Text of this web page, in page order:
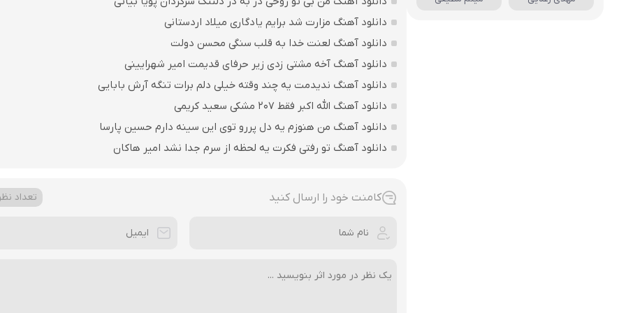
دانلود آهنگ مزارت شد برایم یادگاری میلاد اردستانی
دانلود آهنگ لعنت خدا به قلب سنگی محسن دولت
دانلود آهنگ آخه مشتی زدی زیر حرفای قدیمت امیر شهرایینی
دانلود آهنگ ندیدمت یه چند وقته خیلی دلم برات تنگه آرش بابایی
دانلود آهنگ الله اکبر فقط 207 مشکی سعید کریمی
دانلود آهنگ من هنوزم یه دل پررو توی این سینه دارم حسین پارسا
دانلود آهنگ تو رفتی فکرت یه لحظه از سرم جدا نشد امیر هاکان
کامنت خود را ارسال کنید تعداد